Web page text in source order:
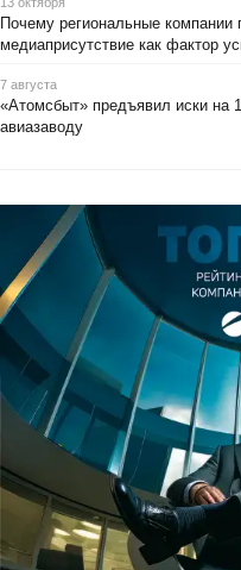
Почему региональные
медиаприсутствие как фактор
7 августа
«Атомсбыт» предъявил иски на
авиазаводу